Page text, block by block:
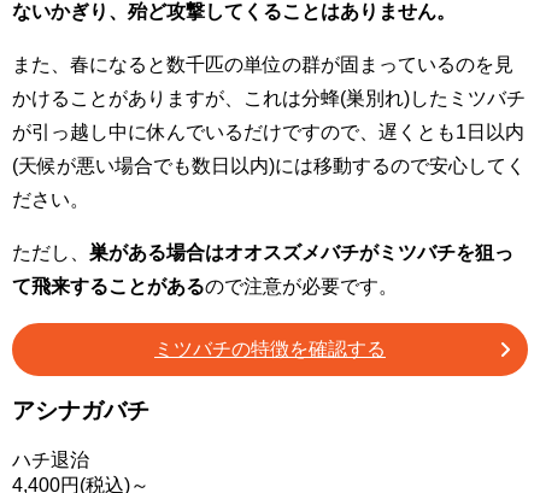
ないかぎり、殆ど攻撃してくることはありません。
また、春になると数千匹の単位の群が固まっているのを見
かけることがありますが、これは分蜂(巣別れ)したミツバチ
が引っ越し中に休んでいるだけですので、遅くとも1日以内
(天候が悪い場合でも数日以内)には移動するので安心してく
ださい。
ただし、 巣がある場合はオオスズメバチがミツバチを狙っ
て飛来することがあるので注意が必要です。
ミツバチの特徴を確認する
アシナガバチ
ハチ退治
4,400円(税込)～